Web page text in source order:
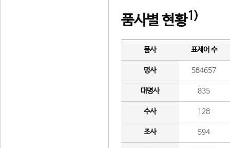
품사별 현황1)
품사 표제어 수
명사 584657
대명사 835
수사 128
조사 594